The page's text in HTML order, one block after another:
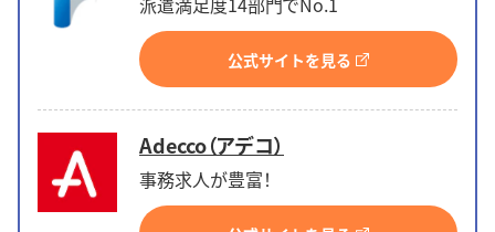
公式サイトを見る
Adecco（アデコ）
事務求人が豊富！